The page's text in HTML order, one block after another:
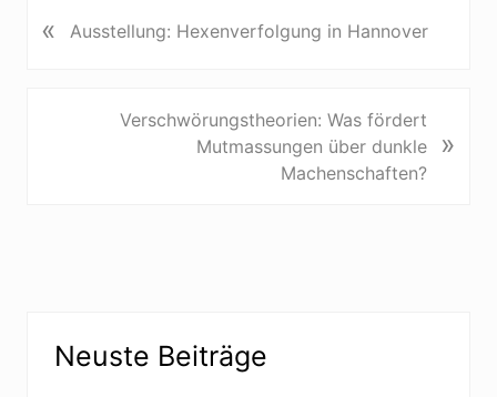
V
« Ausstellung: Hexenverfolgung in Hannover
Verschwörungstheorien: Was fördert
Mutmassungen über dunkle
Machenschaften?
»
Neuste Beiträge